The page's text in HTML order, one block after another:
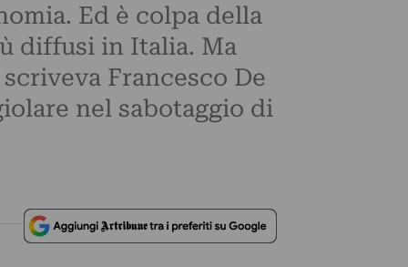
Ed è colpa della
diffusi in Italia. Ma
Francesco De
nel sabotaggio di